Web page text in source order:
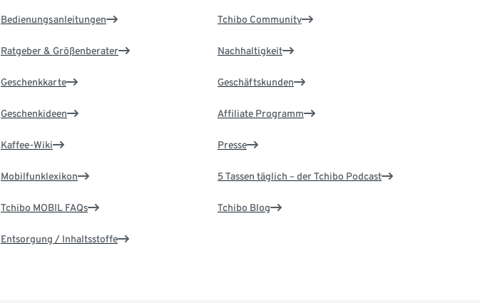
Bedienungsanleitungen
Ratgeber & Größenberater
Geschenkkarte
Geschenkideen
Kaffee-Wiki
Mobilfunklexikon
Tchibo MOBIL FAQs
Entsorgung / Inhaltsstoffe
Tchibo Community
Nachhaltigkeit
Geschäftskunden
Affiliate Programm
Presse
5 Tassen täglich – der Tchibo Podcast
Tchibo Blog